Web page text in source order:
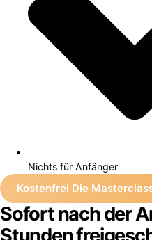
Nichts für Anfänger
Kostenfrei Die
Sofort nach der